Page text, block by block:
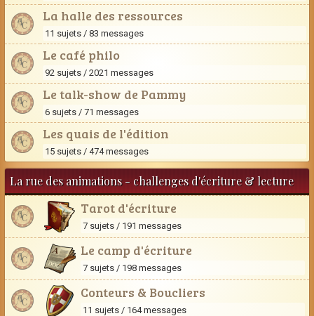
La halle des ressources
11 sujets / 83 messages
Le café philo
92 sujets / 2021 messages
Le talk-show de Pammy
6 sujets / 71 messages
Les quais de l'édition
15 sujets / 474 messages
La rue des animations - challenges d'écriture & lecture
Tarot d'écriture
7 sujets / 191 messages
Le camp d'écriture
7 sujets / 198 messages
Conteurs & Boucliers
11 sujets / 164 messages